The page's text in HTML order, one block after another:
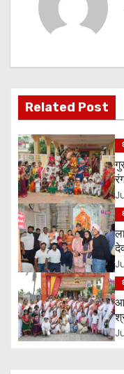
v
i
g
a
t
i
o
n
Related Post